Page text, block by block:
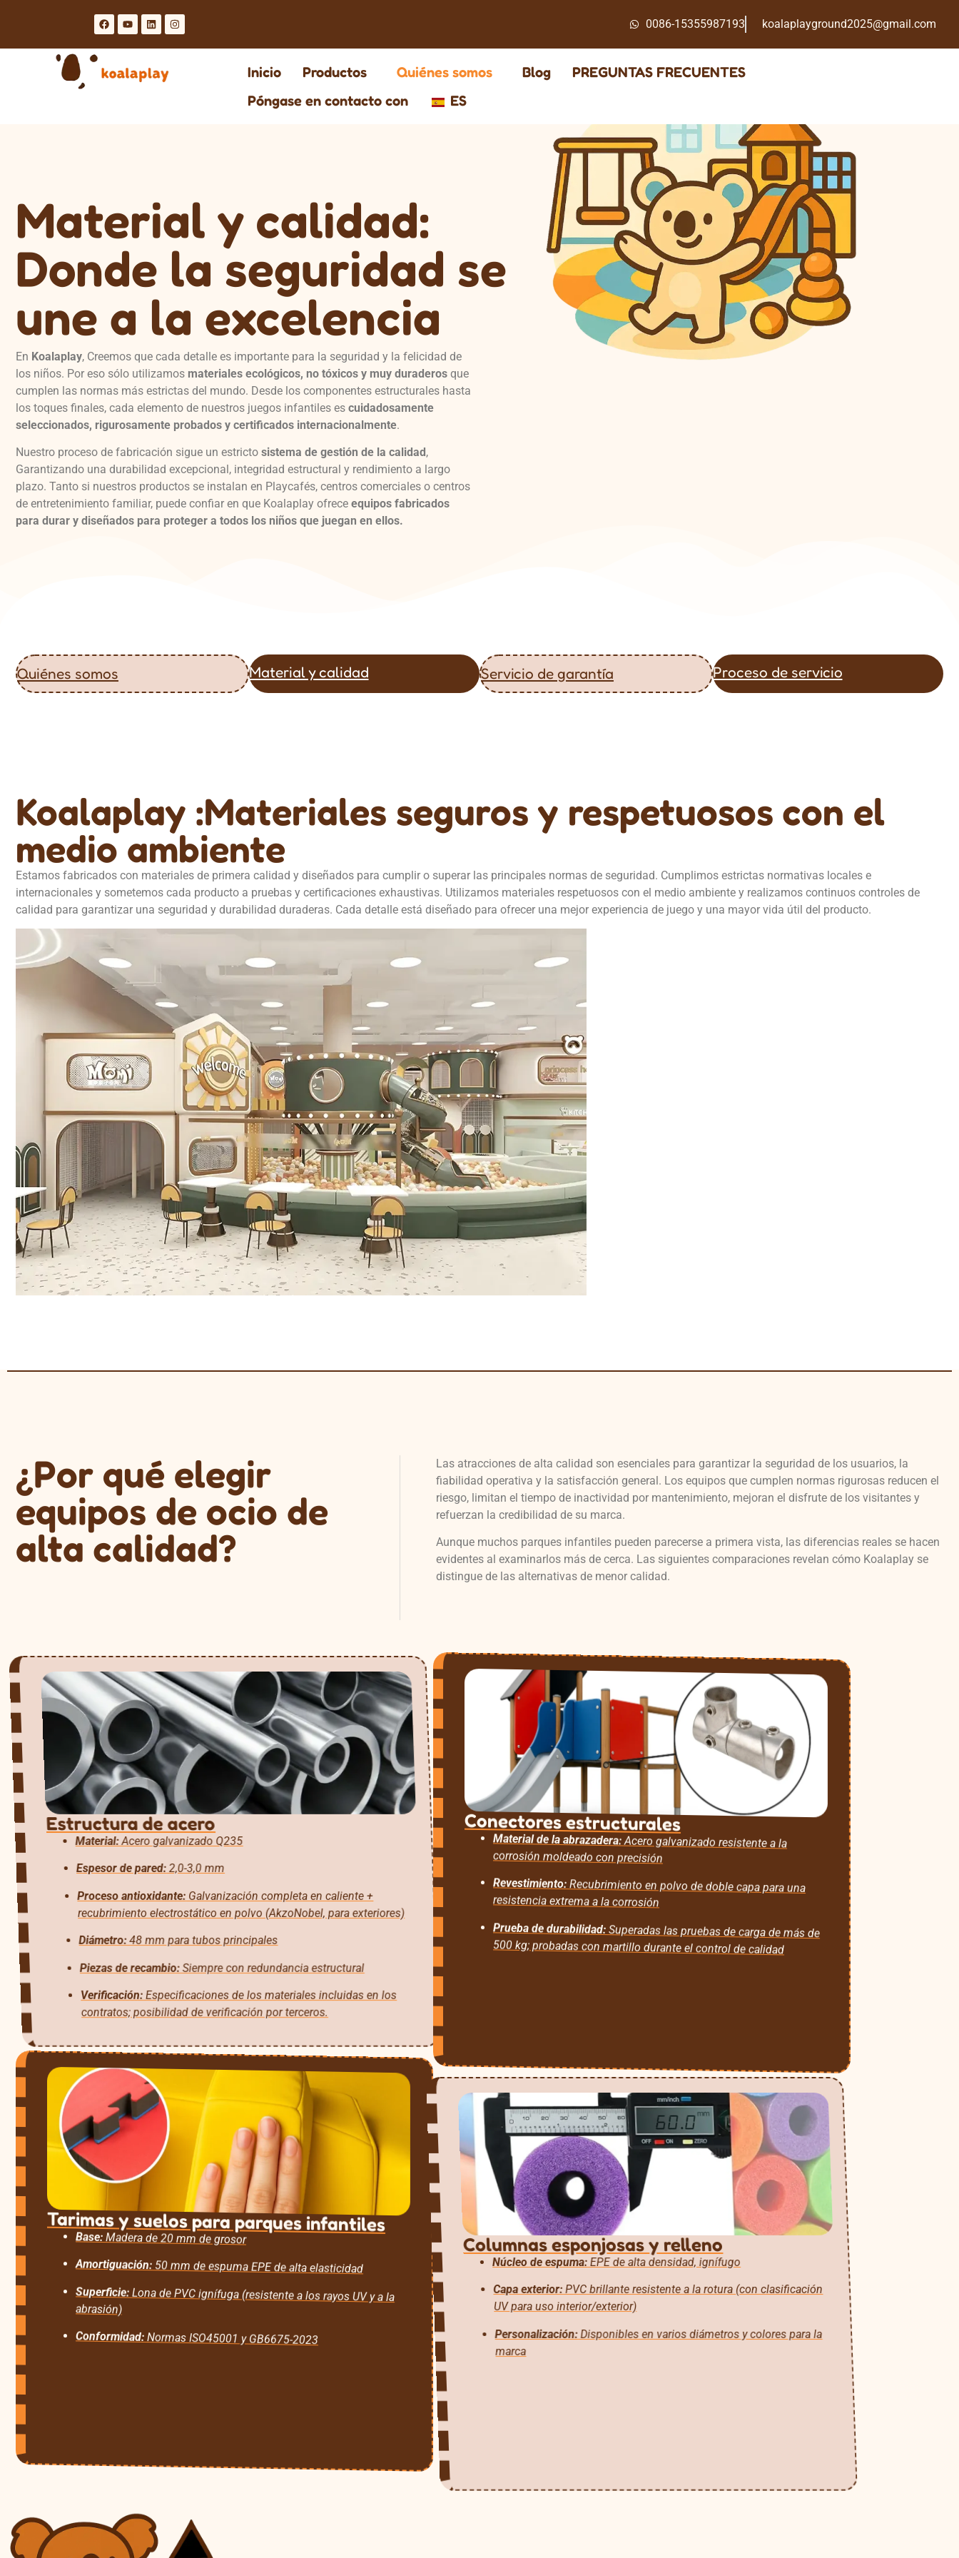
0086-15355987193 koalaplayground2025@gmail.com
Inicio Productos Quiénes somos Blog
PREGUNTAS FRECUENTES
Póngase en contacto con
ES
Material y calidad:
Donde la seguridad se
une a la excelencia
En Koalaplay, Creemos que cada detalle es importante para la seguridad y la felicidad de
los niños. Por eso sólo utilizamos materiales ecológicos, no tóxicos y muy duraderos que
cumplen las normas más estrictas del mundo. Desde los componentes estructurales hasta
los toques finales, cada elemento de nuestros juegos infantiles es cuidadosamente
seleccionados, rigurosamente probados y certificados internacionalmente.
Nuestro proceso de fabricación sigue un estricto sistema de gestión de la calidad ,
Garantizando una durabilidad excepcional, integridad estructural y rendimiento a largo
plazo. Tanto si nuestros productos se instalan en Playcafés, centros comerciales o centros
de entretenimiento familiar, puede confiar en que Koalaplay ofrece equipos fabricados
para durar y diseñados para proteger a todos los niños que juegan en ellos.
Quiénes somos Material y calidad Servicio de garantía Proceso de servicio
Koalaplay :Materiales seguros y respetuosos con el
medio ambiente
Estamos fabricados con materiales de primera calidad y diseñados para cumplir o superar las principales normas de seguridad. Cumplimos estrictas normativas locales e
internacionales y sometemos cada producto a pruebas y certificaciones exhaustivas. Utilizamos materiales respetuosos con el medio ambiente y realizamos continuos controles de
calidad para garantizar una seguridad y durabilidad duraderas. Cada detalle está diseñado para ofrecer una mejor experiencia de juego y una mayor vida útil del producto.
¿Por qué elegir
equipos de ocio de
alta calidad?
Las atracciones de alta calidad son esenciales para garantizar la seguridad de los usuarios, la
fiabilidad operativa y la satisfacción general. Los equipos que cumplen normas rigurosas reducen el
riesgo, limitan el tiempo de inactividad por mantenimiento, mejoran el disfrute de los visitantes y
refuerzan la credibilidad de su marca.
Aunque muchos parques infantiles pueden parecerse a primera vista, las diferencias reales se hacen
evidentes al examinarlos más de cerca. Las siguientes comparaciones revelan cómo Koalaplay se
distingue de las alternativas de menor calidad.
Estructura de acero
Material:Acero galvanizado Q235
Espesor de pared:2,0-3,0 mm
Proceso antioxidante:Galvanización completa en caliente +
recubrimiento electrostático en polvo (AkzoNobel, para exteriores)
Diámetro:48 mm para tubos principales
Piezas de recambio:Siempre con redundancia estructural
Verificación:Especificaciones de los materiales incluidas en los
contratos; posibilidad de verificación por terceros.
Tarimas y suelos para parques infantiles
Base:Madera de 20 mm de grosor
Amortiguación:50 mm de espuma EPE de alta elasticidad
Superficie:Lona de PVC ignífuga (resistente a los rayos UV y a la
abrasión)
Conformidad:Normas ISO45001 y GB6675-2023
Conectores estructurales
Material de la abrazadera:Acero galvanizado resistente a la
corrosión moldeado con precisión
Revestimiento:Recubrimiento en polvo de doble capa para una
resistencia extrema a la corrosión
Prueba de durabilidad:Superadas las pruebas de carga de más de
500 kg; probadas con martillo durante el control de calidad
Columnas esponjosas y relleno
Núcleo de espuma:EPE de alta densidad, ignífugo
Capa exterior:PVC brillante resistente a la rotura (con clasificación
UV para uso interior/exterior)
Personalización:Disponibles en varios diámetros y colores para la
marca